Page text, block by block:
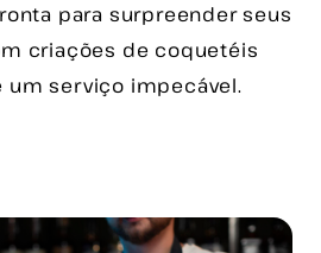
para surpreender seus
criações de coquetéis
um serviço impecável.